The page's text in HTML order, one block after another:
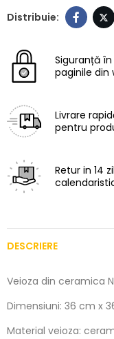
Siguranță
paginile din
Livrare
pentru
Retur in 14
DESCRIERE
Veioza din ceramica
Dimensiuni: 36 cm x
Material veioza: